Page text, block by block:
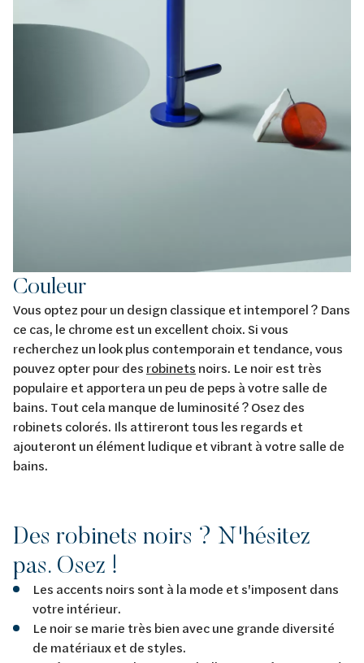
Couleur
Vous optez pour un design classique et intemporel ? Dans
ce cas, le chrome est un excellent choix. Si vous
recherchez un look plus contemporain et tendance, vous
pouvez opter pour des robinets noirs. Le noir est très
populaire et apportera un peu de peps à votre salle de
bains. Tout cela manque de luminosité ? Osez des
robinets colorés. Ils attireront tous les regards et
ajouteront un élément ludique et vibrant à votre salle de
bains.
Des robinets noirs ? N'hésitez
pas. Osez !
Les accents noirs sont à la mode et s'imposent dans
votre intérieur.
Le noir se marie très bien avec une grande diversité
de matériaux et de styles.